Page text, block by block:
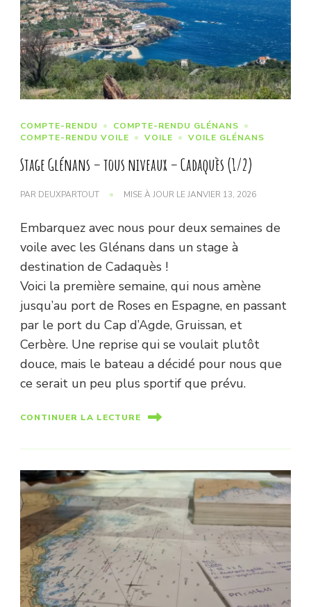
COMPTE-RENDU
COMPTE-RENDU GLÉNANS
COMPTE-RENDU VOILE
VOILE VOILE GLÉNANS
Stage Glénans – tous niveaux – Cadaquès (1/2)
PAR DEUXPARTOUT MISE À JOUR LEJANVIER 13, 2026
Embarquez avec nous pour deux semaines de
voile avec les Glénans dans un stage à
destination de Cadaquès !
Voici la première semaine, qui nous amène
jusqu’au port de Roses en Espagne, en passant
par le port du Cap d’Agde, Gruissan, et
Cerbère. Une reprise qui se voulait plutôt
douce, mais le bateau a décidé pour nous que
ce serait un peu plus sportif que prévu.
CONTINUER LA LECTURE